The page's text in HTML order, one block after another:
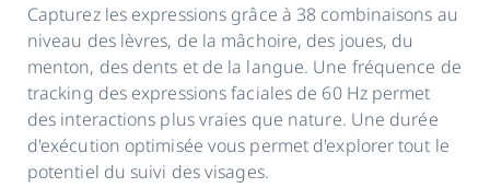
Capturez les expressions grâce à 38 combinaisons au
niveau des lèvres, de la mâchoire, des joues, du
menton, des dents et de la langue. Une fréquence de
tracking des expressions faciales de 60 Hz permet
des interactions plus vraies que nature. Une durée
d'exécution optimisée vous permet d'explorer tout le
potentiel du suivi des visages.